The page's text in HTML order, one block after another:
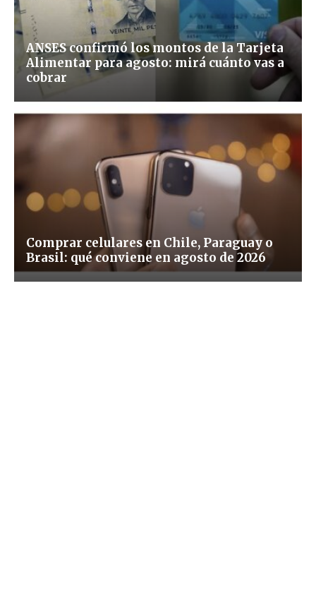
ANSES confirmó los montos de la Tarjeta
Alimentar para agosto: mirá cuánto vas a
cobrar
Comprar celulares en Chile, Paraguay o
Brasil: qué conviene en agosto de 2026